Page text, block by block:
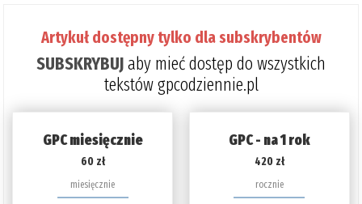
Artykuł dostępny tylko dla subskrybentów
SUBSKRYBUJaby mieć dostęp do wszystkich
tekstów gpcodziennie.pl
GPC miesięcznie
60 zł
miesięcznie
GPC - na 1 rok
420 zł
rocznie